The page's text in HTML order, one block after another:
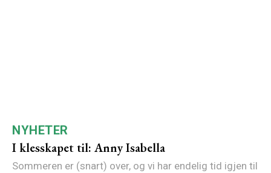
NYHETER
I klesskapet til: Anny Isabella
Sommeren er (snart) over, og vi har endelig tid igjen til